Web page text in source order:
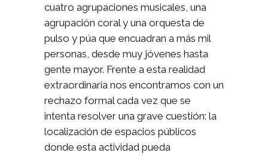
cuatro agrupaciones musicales, una
agrupación coral y una orquesta de
pulso y púa que encuadran a más mil
personas, desde muy jóvenes hasta
gente mayor. Frente a esta realidad
extraordinaria nos encontramos con un
rechazo formal cada vez que se
intenta resolver una grave cuestión: la
localización de espacios públicos
donde esta actividad pueda